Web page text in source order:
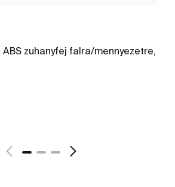
zuhanyfej falra/mennyezetre,